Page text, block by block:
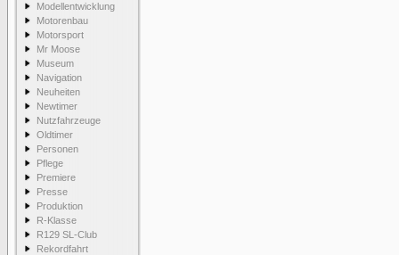
Modellentwicklung
Motorenbau
Motorsport
Mr Moose
Museum
Navigation
Neuheiten
Newtimer
Nutzfahrzeuge
Oldtimer
Personen
Pflege
Premiere
Presse
Produktion
R-Klasse
R129 SL-Club
Rekordfahrt